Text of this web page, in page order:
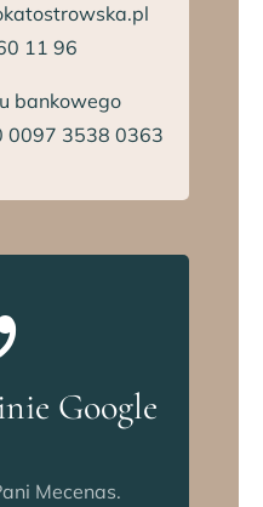
11 96
bankowego
0097 3538 0363
Google